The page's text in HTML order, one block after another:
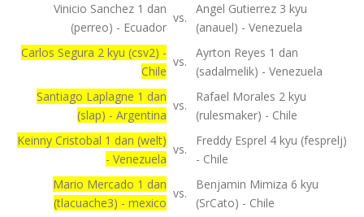
Vinicio Sanchez 1 dan
(perreo) - Ecuador
vs.
Angel Gutierrez 3 kyu
(anauel) - Venezuela
Carlos Segura 2 kyu (csv2) -
Chile
vs.
Ayrton Reyes 1 dan
(sadalmelik) - Venezuela
Santiago Laplagne 1 dan
(slap) - Argentina
vs.
Rafael Morales 2 kyu
(rulesmaker) - Chile
Keinny Cristobal 1 dan (welt)
- Venezuela
vs.
Freddy Esprel 4 kyu (fesprelj)
- Chile
Mario Mercado 1 dan
(tlacuache3) - mexico
vs.
Benjamin Mimiza 6 kyu
(SrCato) - Chile